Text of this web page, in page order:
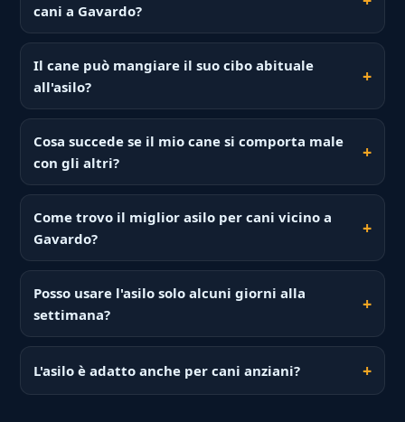
cani a Gavardo?
Il cane può mangiare il suo cibo abituale
all'asilo?
Cosa succede se il mio cane si comporta male
con gli altri?
Come trovo il miglior asilo per cani vicino a
Gavardo?
Posso usare l'asilo solo alcuni giorni alla
settimana?
L'asilo è adatto anche per cani anziani?